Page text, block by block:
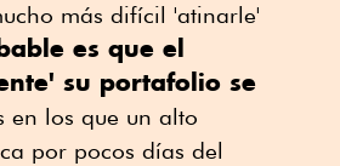
más difícil 'atinarle'
es que el
su portafolio se
en los que un alto
por pocos días del